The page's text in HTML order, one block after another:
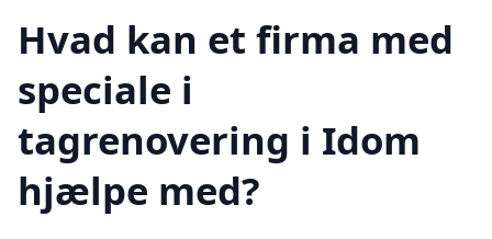
Hvad kan et firma med
speciale i
tagrenovering i Idom
hjælpe med?